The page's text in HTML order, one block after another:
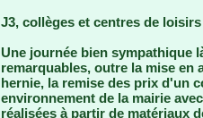
J3, collèges et centres de loisirs
Une journée bien sympathique
remarquables, outre la mise en
hernie, la remise des prix d'un
environnement de la mairie
réalisées à partir de matériaux